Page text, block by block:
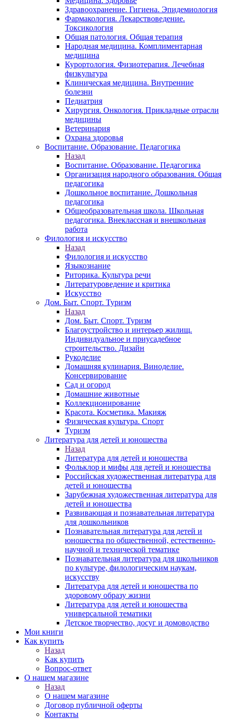
Здравоохранение. Гигиена. Эпидемиология
Фармакология. Лекарствоведение.
Токсикология
Общая патология. Общая терапия
Народная медицина. Комплиментарная
медицина
Курортология. Физиотерапия. Лечебная
физкультура
Клиническая медицина. Внутренние
болезни
Педиатрия
Хирургия. Онкология. Прикладные отрасли
медицины
Ветеринария
Охрана здоровья
Воспитание. Образование. Педагогика
Назад
Воспитание. Образование. Педагогика
Организация народного образования. Общая
педагогика
Дошкольное воспитание. Дошкольная
педагогика
Общеобразовательная школа. Школьная
педагогика. Внеклассная и внешкольная
работа
Филология и искусство
Назад
Филология и искусство
Языкознание
Риторика. Культура речи
Литературоведение и критика
Искусство
Дом. Быт. Спорт. Туризм
Назад
Дом. Быт. Спорт. Туризм
Благоустройство и интерьер жилищ.
Индивидуальное и приусадебное
строительство. Дизайн
Рукоделие
Домашняя кулинария. Виноделие.
Консервирование
Сад и огород
Домашние животные
Коллекционирование
Красота. Косметика. Макияж
Физическая культура. Спорт
Туризм
Литература для детей и юношества
Назад
Литература для детей и юношества
Фольклор и мифы для детей и юношества
Российская художественная литература для
детей и юношества
Зарубежная художественная литература для
детей и юношества
Развивающая и познавательная литература
для дошкольников
Познавательная литература для детей и
юношества по общественной, естественно-
научной и технической тематике
Познавательная литература для школьников
по культуре, филологическим наукам,
искусству
Литература для детей и юношества по
здоровому образу жизни
Литература для детей и юношества
универсальной тематики
Детское творчество, досуг и домоводство
Мои книги
Как купить
Назад
Как купить
Вопрос-ответ
О нашем магазине
Назад
О нашем магазине
Договор публичной оферты
Контакты